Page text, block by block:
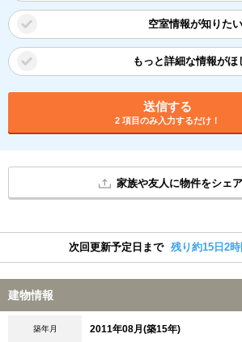
空室情報が知りたい
もっと詳細な情報がほ
送信する
2 項目のみ入力するだけ！
家族や友人に物件をシェ
次回更新予定日まで 残り約15日2
建物情報
築年月 2011年08月(築15年)